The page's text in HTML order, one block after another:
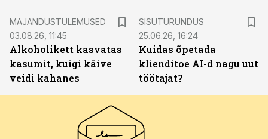
MAJANDUSTULEMUSED
03.08.26, 11:45
Alkoholikett kasvatas
kasumit, kuigi käive
veidi kahanes
SISUTURUNDUS
25.06.26, 16:24
Kuidas õpetada
klienditoe AI-d nagu uut
töötajat?